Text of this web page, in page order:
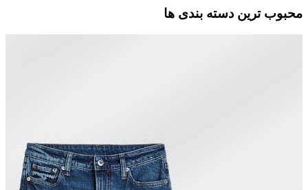
محبوب ترین دسته بندی ها